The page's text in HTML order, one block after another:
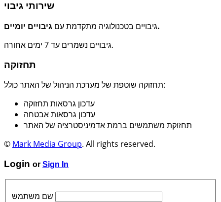
שירותי גיבוי
גיבויים בטכנולוגיה מתקדמת עםגיבויים יומיים.
גיבויים נשמרים עד 7 ימים אחורה.
תחזוקה
תחזוקה שוטפת של מערכת הניהול של האתר כולל:
עדכון גרסאות תחזוקה
עדכון גרסאות אבטחה
תחזוקת משתמשים ברמת אדמיניסטרציה של האתר
© Mark Media Group. All rights reserved.
Login or Sign In
שם משתמש